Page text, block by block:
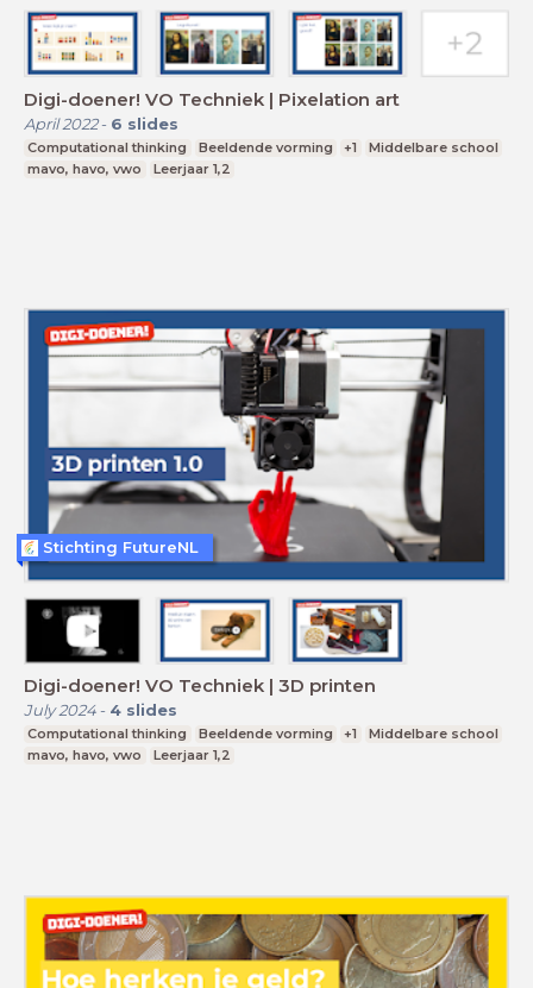
Digi-doener! VO Techniek | Pixelation art
April 2022- 6 slides
Computational thinking Beeldende vorming +1
Middelbare school
mavo, havo, vwo
Leerjaar 1,2
Digi-doener! VO Techniek | 3D printen
July 2024- 4 slides
Computational thinking Beeldende vorming +1
Middelbare school
mavo, havo, vwo
Leerjaar 1,2
Stichting FutureNL